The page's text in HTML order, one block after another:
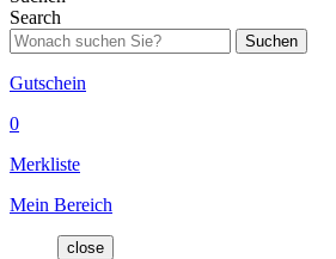
Search
Suchen
Gutschein
0
Merkliste
Mein Bereich
close